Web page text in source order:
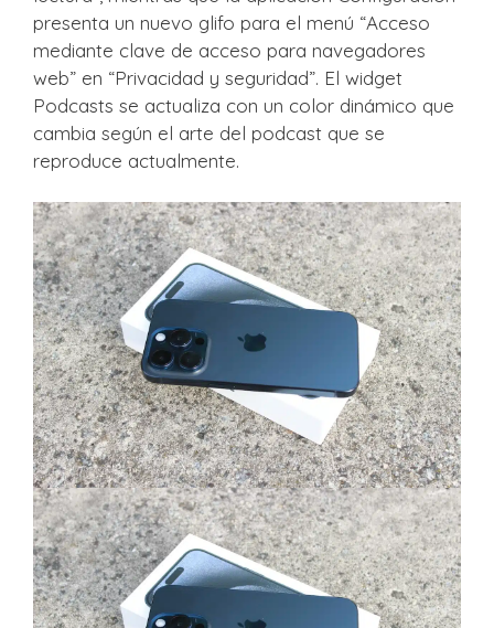
presenta un nuevo glifo para el menú “Acceso
mediante clave de acceso para navegadores
web” en “Privacidad y seguridad”. El widget
Podcasts se actualiza con un color dinámico que
cambia según el arte del podcast que se
reproduce actualmente.